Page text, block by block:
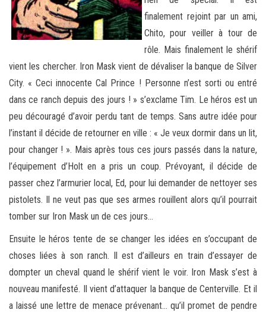
finalement rejoint par un ami,
Chito, pour veiller à tour de
rôle. Mais finalement le shérif
vient les chercher. Iron Mask vient de dévaliser la banque de Silver
City. « Ceci innocente Cal Prince ! Personne n’est sorti ou entré
dans ce ranch depuis des jours ! » s’exclame Tim. Le héros est un
peu découragé d’avoir perdu tant de temps. Sans autre idée pour
l’instant il décide de retourner en ville : « Je veux dormir dans un lit,
pour changer ! ». Mais après tous ces jours passés dans la nature,
l’équipement d’Holt en a pris un coup. Prévoyant, il décide de
passer chez l’armurier local, Ed, pour lui demander de nettoyer ses
pistolets. Il ne veut pas que ses armes rouillent alors qu’il pourrait
tomber sur Iron Mask un de ces jours…
Ensuite le héros tente de se changer les idées en s’occupant de
choses liées à son ranch. Il est d’ailleurs en train d’essayer de
dompter un cheval quand le shérif vient le voir. Iron Mask s’est à
nouveau manifesté. Il vient d’attaquer la banque de Centerville. Et il
a laissé une lettre de menace prévenant… qu’il promet de pendre